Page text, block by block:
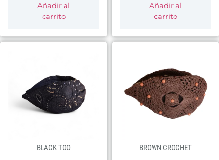
Añadir al
carrito
Añadir al
carrito
BLACK TOO BROWN CROCHET